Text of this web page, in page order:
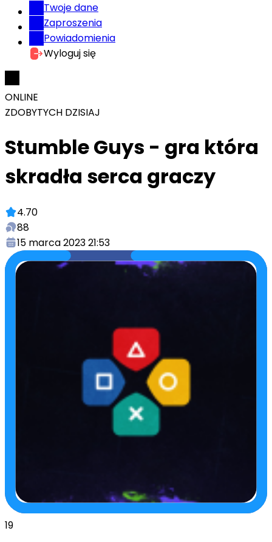
Twoje dane
Zaproszenia
Powiadomienia
Wyloguj się
ONLINE
ZDOBYTYCH DZISIAJ
Stumble Guys - gra która
skradła serca graczy
4.70
88
15 marca 2023 21:53
19